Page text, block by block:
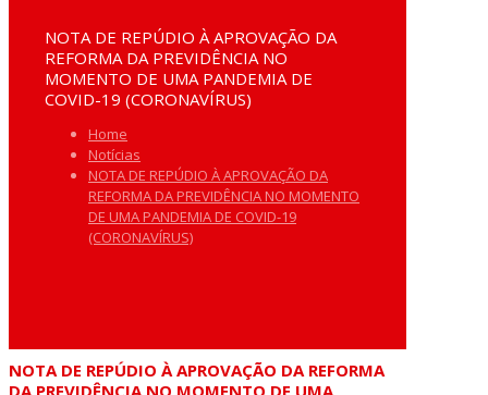
NOTA DE REPÚDIO À APROVAÇÃO DA
REFORMA DA PREVIDÊNCIA NO
MOMENTO DE UMA PANDEMIA DE
COVID-19 (CORONAVÍRUS)
Home
Notícias
NOTA DE REPÚDIO À APROVAÇÃO DA
REFORMA DA PREVIDÊNCIA NO MOMENTO
DE UMA PANDEMIA DE COVID-19
(CORONAVÍRUS)
NOTA DE REPÚDIO À APROVAÇÃO DA REFORMA